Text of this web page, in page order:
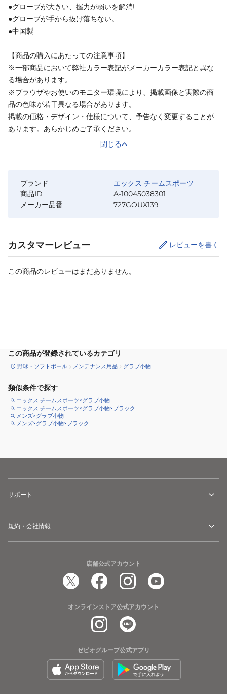
●グローブが大きい、握力が弱いを解消!
●グローブが手から抜け落ちない。
●中国製
【商品の購入にあたっての注意事項】
※一部商品において弊社カラー表記がメーカーカラー表記と異な
る場合があります。
※ブラウザやお使いのモニター環境により、掲載画像と実際の商
品の色味が若干異なる場合があります。
掲載の価格・デザイン・仕様について、予告なく変更することが
あります。あらかじめご了承ください。
閉じる
ブランド
エックス チームスポーツ
商品ID
A-10045038301
メーカー品番
727GOUX139
カスタマーレビュー レビューを書く
この商品のレビューはまだありません。
この商品が登録されているカテゴリ
野球・ソフトボール メンテナンス用品 グラブ小物
類似条件で探す
エックス チームスポーツ×グラブ小物
エックス チームスポーツ×グラブ小物×ブラック
メンズ×グラブ小物
メンズ×グラブ小物×ブラック
サポート
規約・会社情報
店舗公式アカウント
オンラインストア公式アカウント
ゼビオグループ公式アプリ